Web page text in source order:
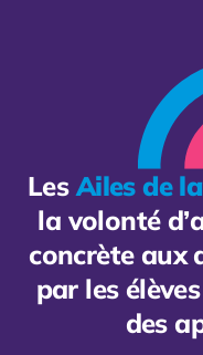
LesAiles de
la volonté
concrète aux
par les
des